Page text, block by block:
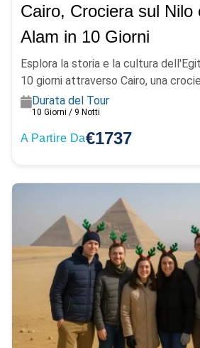
Cairo, Crociera sul Nilo
Alam in 10 Giorni
Esplora la storia e la cultura
10 giorni attraverso Cairo, una
Durata del Tour
10 Giorni / 9 Notti
A Partire Da€1737